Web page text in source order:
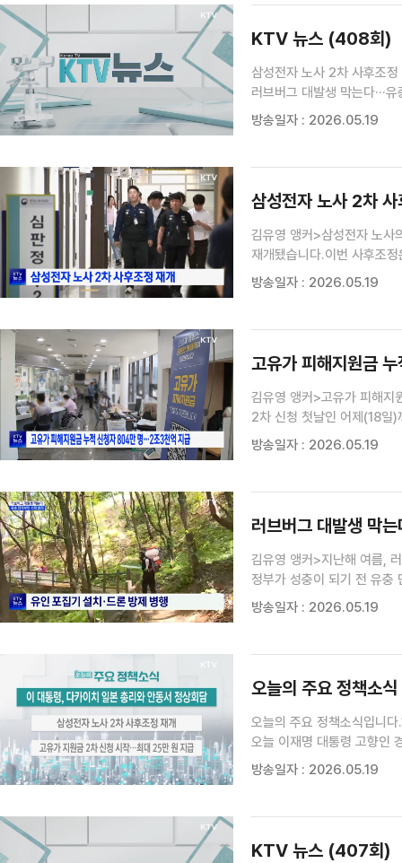
KTV 뉴스 (408회)
삼성전자 노사 2차 사후조
러브버그 대발생 막는다
방송일자 : 2026.05.19
삼성전자 노사 2차
김유영 앵커>삼성전자 노사
재개됐습니다.이번 사후조
노조는 오는 21일 총파업을
방송일자 : 2026.05.19
고유가 피해지원금
김유영 앵커>고유가 피해지
2차 신청 첫날인 어제(18일)
22.4%인 804만4천281명
방송일자 : 2026.05.19
러브버그 대발생 막는
김유영 앵커>지난해 여름,
정부가 성충이 되기 전 유충
현장에 최다희 기자가 다녀
방송일자 : 2026.05.19
오늘의 주요 정책소
오늘의 주요 정책소식입니
오늘 이재명 대통령 고향인
회담이 열린 이후 넉 달 만
방송일자 : 2026.05.19
KTV 뉴스 (407회)